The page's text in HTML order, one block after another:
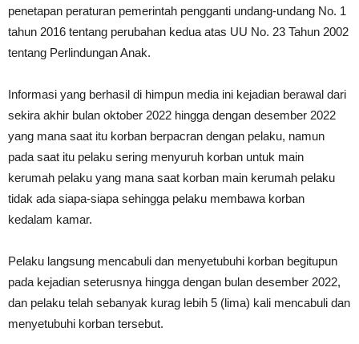
penetapan peraturan pemerintah pengganti undang-undang No. 1
tahun 2016 tentang perubahan kedua atas UU No. 23 Tahun 2002
tentang Perlindungan Anak.
Informasi yang berhasil di himpun media ini kejadian berawal dari
sekira akhir bulan oktober 2022 hingga dengan desember 2022
yang mana saat itu korban berpacran dengan pelaku, namun
pada saat itu pelaku sering menyuruh korban untuk main
kerumah pelaku yang mana saat korban main kerumah pelaku
tidak ada siapa-siapa sehingga pelaku membawa korban
kedalam kamar.
Pelaku langsung mencabuli dan menyetubuhi korban begitupun
pada kejadian seterusnya hingga dengan bulan desember 2022,
dan pelaku telah sebanyak kurag lebih 5 (lima) kali mencabuli dan
menyetubuhi korban tersebut.